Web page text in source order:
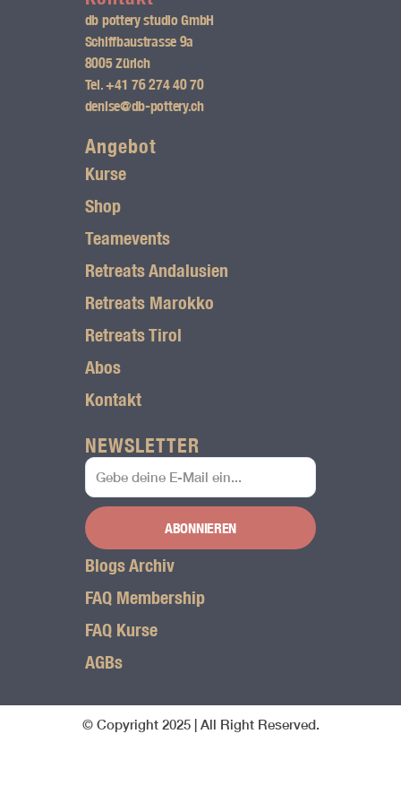
db pottery studio GmbH
Schiffbaustrasse 9a
8005 Zürich
Tel.+41 76 274 40 70
denise@db-pottery.ch
Angebot
Kurse
Shop
Teamevents
Retreats Andalusien
Retreats Marokko
Retreats Tirol
Abos
Kontakt
NEWSLETTER
ABONNIEREN
Blogs Archiv
FAQ Membership
FAQ Kurse
AGBs
© Copyright 2025 | All Right Reserved.